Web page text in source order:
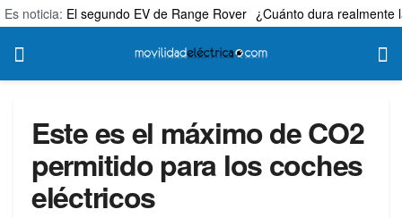
Es noticia: El segundo EV de Range Rover ¿Cuánto dura realmente
Este es el máximo de CO2
permitido para los coches
eléctricos